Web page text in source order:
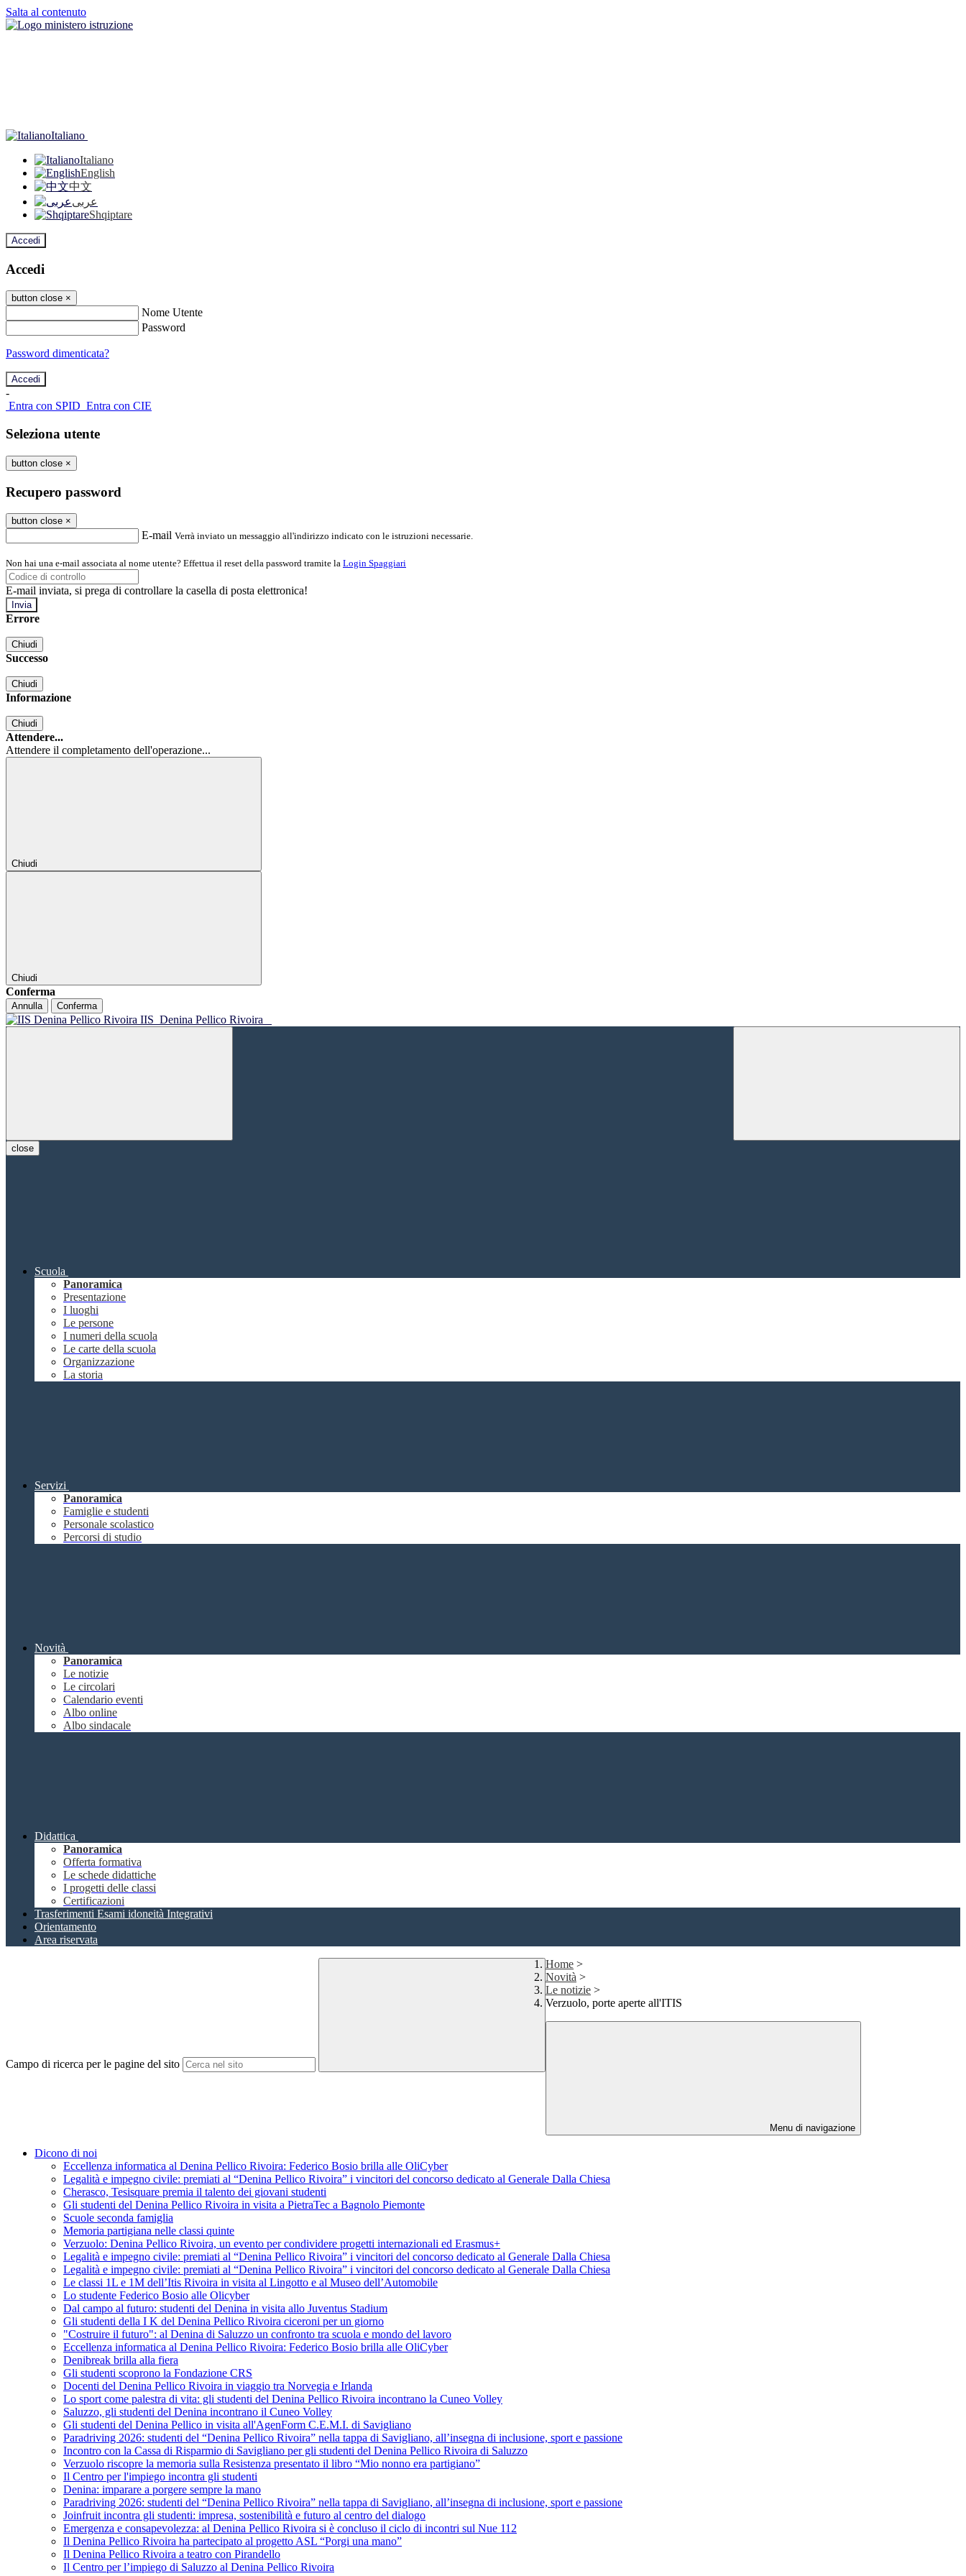
Salta al contenuto
Italiano
Italiano
English
中文
عربى
Shqiptare
Accedi
Accedi
button close ×
Nome Utente
Password
Password dimenticata?
-
Entra con SPID Entra con CIE
Seleziona utente
button close ×
Recupero password
button close ×
E-mail Verrà inviato un messaggio all'indirizzo indicato con le istruzioni necessarie.
Non hai una e-mail associata al nome utente? Effettua il reset della password tramite la Login Spaggiari
E-mail inviata, si prega di controllare la casella di posta elettronica!
Errore
Chiudi
Successo
Chiudi
Informazione
Chiudi
Attendere...
Attendere il completamento dell'operazione...
Chiudi
Chiudi
Conferma
Annulla Conferma
IIS Denina Pellico Rivoira
close
Scuola
Panoramica
Presentazione
I luoghi
Le persone
I numeri della scuola
Le carte della scuola
Organizzazione
La storia
Servizi
Panoramica
Famiglie e studenti
Personale scolastico
Percorsi di studio
Novità
Panoramica
Le notizie
Le circolari
Calendario eventi
Albo online
Albo sindacale
Didattica
Panoramica
Offerta formativa
Le schede didattiche
I progetti delle classi
Certificazioni
Trasferimenti Esami idoneità Integrativi
Orientamento
Area riservata
Campo di ricerca per le pagine del sito
Home >
Novità >
Le notizie >
Verzuolo, porte aperte all'ITIS
Menu di navigazione
Dicono di noi
Eccellenza informatica al Denina Pellico Rivoira: Federico Bosio brilla alle OliCyber
Legalità e impegno civile: premiati al “Denina Pellico Rivoira” i vincitori del concorso dedicato al Generale Dalla Chiesa
Cherasco, Tesisquare premia il talento dei giovani studenti
Gli studenti del Denina Pellico Rivoira in visita a PietraTec a Bagnolo Piemonte
Scuole seconda famiglia
Memoria partigiana nelle classi quinte
Verzuolo: Denina Pellico Rivoira, un evento per condividere progetti internazionali ed Erasmus+
Legalità e impegno civile: premiati al “Denina Pellico Rivoira” i vincitori del concorso dedicato al Generale Dalla Chiesa
Legalità e impegno civile: premiati al “Denina Pellico Rivoira” i vincitori del concorso dedicato al Generale Dalla Chiesa
Le classi 1L e 1M dell’Itis Rivoira in visita al Lingotto e al Museo dell’Automobile
Lo studente Federico Bosio alle Olicyber
Dal campo al futuro: studenti del Denina in visita allo Juventus Stadium
Gli studenti della I K del Denina Pellico Rivoira ciceroni per un giorno
"Costruire il futuro": al Denina di Saluzzo un confronto tra scuola e mondo del lavoro
Eccellenza informatica al Denina Pellico Rivoira: Federico Bosio brilla alle OliCyber
Denibreak brilla alla fiera
Gli studenti scoprono la Fondazione CRS
Docenti del Denina Pellico Rivoira in viaggio tra Norvegia e Irlanda
Lo sport come palestra di vita: gli studenti del Denina Pellico Rivoira incontrano la Cuneo Volley
Saluzzo, gli studenti del Denina incontrano il Cuneo Volley
Gli studenti del Denina Pellico in visita all'AgenForm C.E.M.I. di Savigliano
Paradriving 2026: studenti del “Denina Pellico Rivoira” nella tappa di Savigliano, all’insegna di inclusione, sport e passione
Incontro con la Cassa di Risparmio di Savigliano per gli studenti del Denina Pellico Rivoira di Saluzzo
Verzuolo riscopre la memoria sulla Resistenza presentato il libro “Mio nonno era partigiano”
Il Centro per l'impiego incontra gli studenti
Denina: imparare a porgere sempre la mano
Paradriving 2026: studenti del “Denina Pellico Rivoira” nella tappa di Savigliano, all’insegna di inclusione, sport e passione
Joinfruit incontra gli studenti: impresa, sostenibilità e futuro al centro del dialogo
Emergenza e consapevolezza: al Denina Pellico Rivoira si è concluso il ciclo di incontri sul Nue 112
Il Denina Pellico Rivoira ha partecipato al progetto ASL “Porgi una mano”
Il Denina Pellico Rivoira a teatro con Pirandello
Il Centro per l’impiego di Saluzzo al Denina Pellico Rivoira